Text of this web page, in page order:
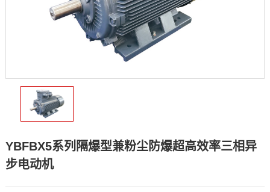
YBFBX5系列隔爆型兼粉尘防爆超高效率三相异
步电动机